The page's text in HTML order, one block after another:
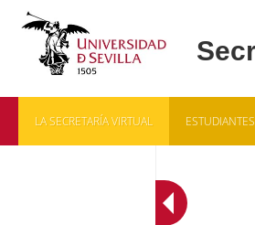
LA SECRETARÍA VIRTUAL ESTUDIANTES